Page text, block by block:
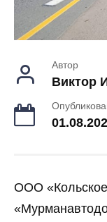
Автор
Виктор
ООО